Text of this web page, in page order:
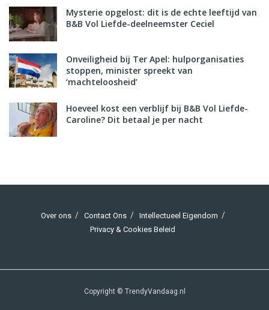
Mysterie opgelost: dit is de echte leeftijd van
B&B Vol Liefde-deelneemster Ceciel
Onveiligheid bij Ter Apel: hulporganisaties
stoppen, minister spreekt van
‘machteloosheid’
Hoeveel kost een verblijf bij B&B Vol Liefde-
Caroline? Dit betaal je per nacht
Over ons Contact Ons
Intellectueel Eigendom
Privacy & Cookies Beleid
Copyright © TrendyVandaag.nl